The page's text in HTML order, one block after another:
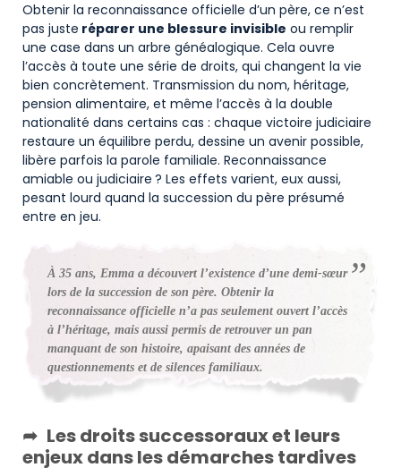
Obtenir la reconnaissance officielle d’un père, ce n’est
pas juste réparer une blessure invisible ou remplir
une case dans un arbre généalogique. Cela ouvre
l’accès à toute une série de droits, qui changent la vie
bien concrètement. Transmission du nom, héritage,
pension alimentaire, et même l’accès à la double
nationalité dans certains cas : chaque victoire judiciaire
restaure un équilibre perdu, dessine un avenir possible,
libère parfois la parole familiale. Reconnaissance
amiable ou judiciaire ? Les effets varient, eux aussi,
pesant lourd quand la succession du père présumé
entre en jeu.
À 35 ans, Emma a découvert l’existence d’une demi-sœur
lors de la succession de son père. Obtenir la
reconnaissance officielle n’a pas seulement ouvert l’accès
à l’héritage, mais aussi permis de retrouver un pan
manquant de son histoire, apaisant des années de
questionnements et de silences familiaux.
Les droits successoraux et leurs
enjeux dans les démarches tardives